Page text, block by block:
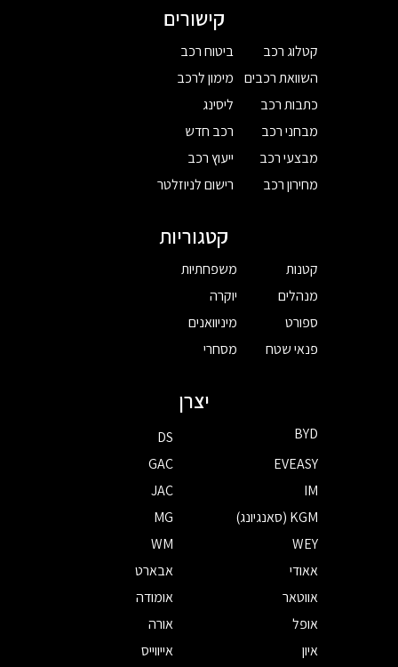
קישורים
קטלוג רכב
השוואת רכבים
כתבות רכב
מבחני רכב
מבצעי רכב
מחירון רכב
ביטוח רכב
מימון לרכב
ליסינג
רכב חדש
ייעוץ רכב
רישום לניוזלטר
קטגוריות
קטנות
מנהלים
ספורט
פנאי שטח
משפחתיות
יוקרה
מיניוואנים
מסחרי
יצרן
BYD
DS
EVEASY
GAC
IM
JAC
KGM (סאנגיונג)
MG
WEY
WM
אאודי
אבארט
אווטאר
אומודה
אופל
אורה
איון
אייווייס